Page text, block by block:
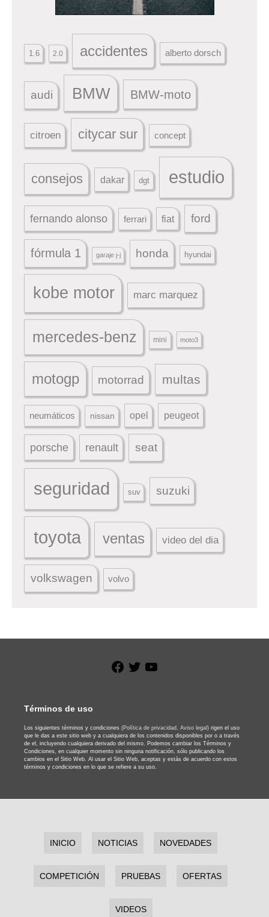
1.6 2.0 accidentes alberto dorsch
audi BMW BMW-moto
citroen citycar sur concept
consejos dakar dgt estudio
fernando alonso ferrari fiat ford
fórmula 1 garaje j-j honda hyundai
kobe motor marc marquez
mercedes-benz mini moto3
motogp motorrad multas
neumáticos nissan opel peugeot
porsche renault seat
seguridad suv suzuki
toyota ventas video del dia
volkswagen volvo
Facebook
Twitter
Términos de uso
Los siguientes términos y condiciones (Política de privacidad, Aviso legal) rigen el uso
que le das a este sitio web y a cualquiera de los contenidos disponibles por o a través
de el, incluyendo cualquiera derivado del mismo. Podemos cambiar los Términos y
Condiciones, en cualquier momento sin ninguna notificación, sólo publicando los
cambios en el Sitio Web. Al usar el Sitio Web, aceptas y estás de acuerdo con estos
términos y condiciones en lo que se refiere a su uso.
INICIO NOTICIAS NOVEDADES
COMPETICIÓN PRUEBAS OFERTAS
VIDEOS